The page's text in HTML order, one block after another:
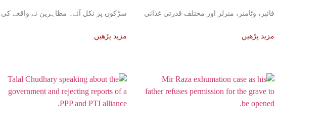
فائبر، وٹامنز، منرلز اور مختلف قدرتی غذائی
مزید پڑھیں
سڑکوں پر نکل آئے۔ مظاہرین نے واقعے کی
مزید پڑھیں